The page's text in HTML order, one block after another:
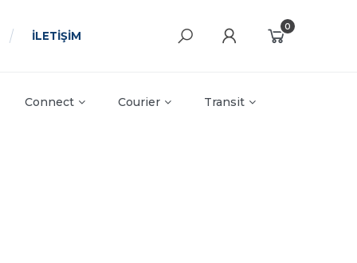
İLETİŞİM
0
Connect Courier Transit